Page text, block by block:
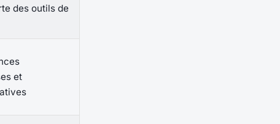
des outils de
et